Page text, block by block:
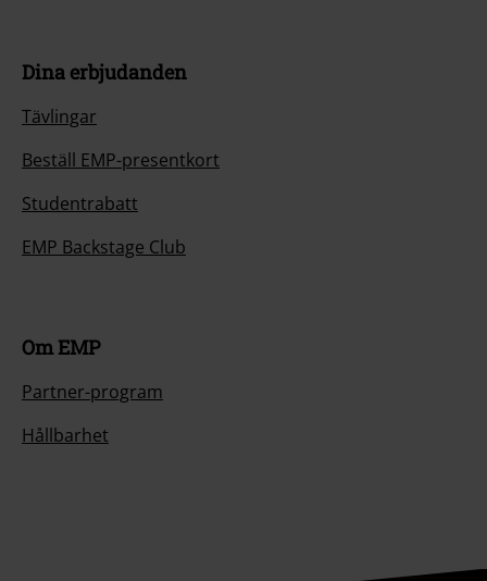
Dina erbjudanden
Tävlingar
Beställ EMP-presentkort
Studentrabatt
EMP Backstage Club
Om EMP
Partner-program
Hållbarhet